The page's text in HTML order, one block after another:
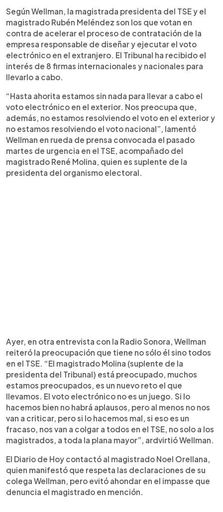
Según Wellman, la magistrada presidenta del TSE y el
magistrado Rubén Meléndez son los que votan en
contra de acelerar el proceso de contratación de la
empresa responsable de diseñar y ejecutar el voto
electrónico en el extranjero. El Tribunal ha recibido el
interés de 8 firmas internacionales y nacionales para
llevarlo a cabo.
“Hasta ahorita estamos sin nada para llevar a cabo el
voto electrónico en el exterior. Nos preocupa que,
además, no estamos resolviendo el voto en el exterior y
no estamos resolviendo el voto nacional”, lamentó
Wellman en rueda de prensa convocada el pasado
martes de urgencia en el TSE, acompañado del
magistrado René Molina, quien es suplente de la
presidenta del organismo electoral.
Ayer, en otra entrevista con la Radio Sonora, Wellman
reiteró la preocupación que tiene no sólo él sino todos
en el TSE. “El magistrado Molina (suplente de la
presidenta del Tribunal) está preocupado, muchos
estamos preocupados, es un nuevo reto el que
llevamos. El voto electrónico no es un juego. Si lo
hacemos bien no habrá aplausos, pero al menos no nos
van a criticar, pero si lo hacemos mal, si eso es un
fracaso, nos van a colgar a todos en el TSE, no solo a los
magistrados, a toda la plana mayor”, ardvirtió Wellman.
El Diario de Hoy contactó al magistrado Noel Orellana,
quien manifestó que respeta las declaraciones de su
colega Wellman, pero evitó ahondar en el impasse que
denuncia el magistrado en mención.